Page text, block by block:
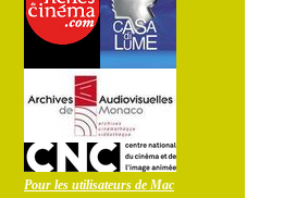
Pour les utilisateurs de Mac